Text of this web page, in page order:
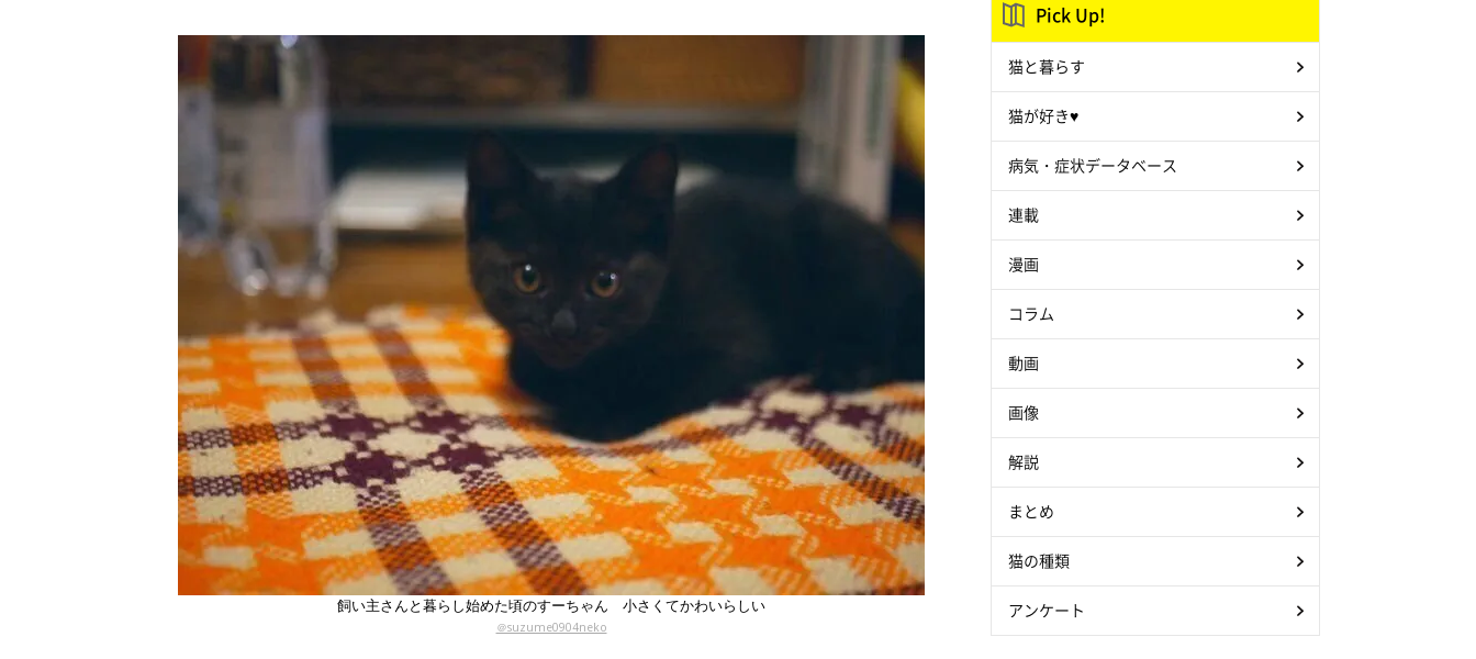
飼い主さんと暮らし始めた頃のすーちゃん 小さくてかわいらしい
＠suzume0904neko
Pick Up!
猫と暮らす
猫が好き♥
病気・症状データベース
連載
漫画
コラム
動画
画像
解説
まとめ
猫の種類
アンケート